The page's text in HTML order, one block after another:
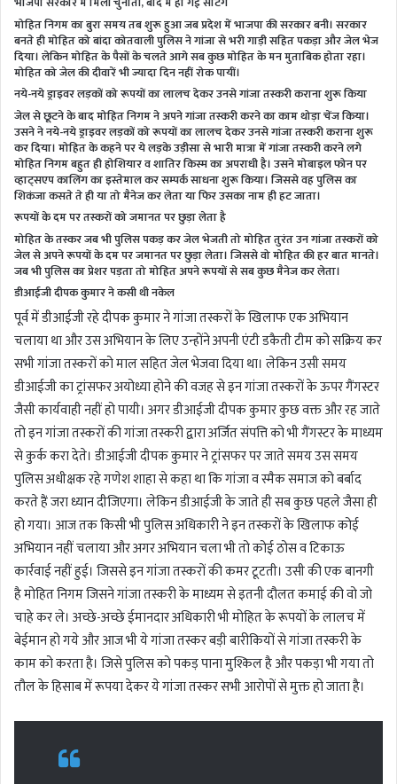
मोहित निगम का बुरा समय तब शुरू हुआ जब प्रदेश में भाजपा की सरकार बनी। सरकार
बनते ही मोहित को बांदा कोतवाली पुलिस ने गांजा से भरी गाड़ी सहित पकड़ा और जेल भेज
दिया। लेकिन मोहित के पैसों के चलते आगे सब कुछ मोहित के मन मुताबिक होता रहा।
मोहित को जेल की दीवारें भी ज्यादा दिन नहीं रोक पायीं।
नये-नये ड्राइवर लड़कों को रूपयों का लालच देकर उनसे गांजा तस्करी कराना शुरू किया
जेल से छूटने के बाद मोहित निगम ने अपने गांजा तस्करी करने का काम थोड़ा चेंज किया।
उसने ने नये-नये ड्राइवर लड़कों को रूपयों का लालच देकर उनसे गांजा तस्करी कराना शुरू
कर दिया। मोहित के कहने पर ये लड़के उड़ीसा से भारी मात्रा में गांजा तस्करी करने लगे
मोहित निगम बहुत ही होशियार व शातिर किस्म का अपराधी है। उसने मोबाइल फोन पर
व्हाट्सएप कालिंग का इस्तेमाल कर सम्पर्क साधना शुरू किया। जिससे वह पुलिस का
शिकंजा कसते ते ही या तो मैनेज कर लेता या फिर उसका नाम ही हट जाता।
रूपयों के दम पर तस्करों को जमानत पर छुड़ा लेता है
मोहित के तस्कर जब भी पुलिस पकड़ कर जेल भेजती तो मोहित तुरंत उन गांजा तस्करों को
जेल से अपने रूपयों के दम पर जमानत पर छुड़ा लेता। जिससे वो मोहित की हर बात मानते।
जब भी पुलिस का प्रेशर पड़ता तो मोहित अपने रूपयों से सब कुछ मैनेज कर लेता।
डीआईजी दीपक कुमार ने कसी थी नकेल
पूर्व में डीआईजी रहे दीपक कुमार ने गांजा तस्करों के खिलाफ एक अभियान
चलाया था और उस अभियान के लिए उन्होंने अपनी एंटी डकैती टीम को सक्रिय कर
सभी गांजा तस्करों को माल सहित जेल भेजवा दिया था। लेकिन उसी समय
डीआईजी का ट्रांसफर अयोध्या होने की वजह से इन गांजा तस्करों के ऊपर गैंगस्टर
जैसी कार्यवाही नहीं हो पायी। अगर डीआईजी दीपक कुमार कुछ वक्त और रह जाते
तो इन गांजा तस्करों की गांजा तस्करी द्वारा अर्जित संपत्ति को भी गैंगस्टर के माध्यम
से कुर्क करा देते। डीआईजी दीपक कुमार ने ट्रांसफर पर जाते समय उस समय
पुलिस अधीक्षक रहे गणेश शाहा से कहा था कि गांजा व स्मैक समाज को बर्बाद
करते हैं जरा ध्यान दीजिएगा‌। लेकिन डीआईजी के जाते ही सब कुछ पहले जैसा ही
हो गया। आज तक किसी भी पुलिस अधिकारी ने इन तस्करों के खिलाफ कोई
अभियान नहीं चलाया और अगर अभियान चला भी तो कोई ठोस व टिकाऊ
कार्रवाई नहीं हुई। जिससे इन गांजा तस्करों की कमर टूटती। उसी की एक बानगी
है मोहित निगम जिसने गांजा तस्करी के माध्यम से इतनी दौलत कमाई की वो जो
चाहे कर ले। अच्छे-अच्छे ईमानदार अधिकारी भी मोहित के रूपयों के लालच में
बेईमान हो गये और आज भी ये गांजा तस्कर बड़ी बारीकियों से गांजा तस्करी के
काम को करता है। जिसे पुलिस को पकड़ पाना मुश्किल है और पकड़ा भी गया तो
तौल के हिसाब में रूपया देकर ये गांजा तस्कर सभी आरोपों से मुक्त हो जाता है।